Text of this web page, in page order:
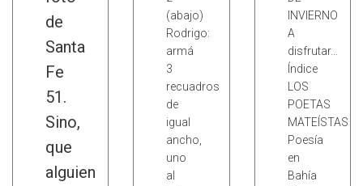
de
Santa
Fe
51.
Sino,
que
alguien
(abajo)
Rodrigo:
armá
3
recuadros
de
igual
ancho,
uno
al
INVIERNO
A
disfrutar…
Índice
LOS
POETAS
MATEÍSTAS
Poesía
en
Bahía